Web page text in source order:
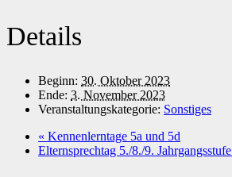
Details
Beginn: 30. Oktober 2023
Ende: 3. November 2023
Veranstaltungskategorie: Sonstiges
« Kennenlerntage 5a und 5d
Elternsprechtag 5./8./9. Jahrgangsstufe